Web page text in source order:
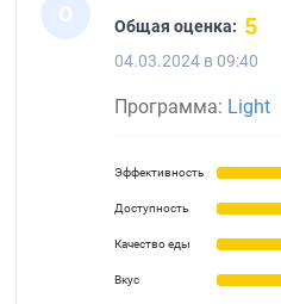
О Общая оценка: 5
04.03.2024 в 09:40
Программа: Light
Эффективность
Доступность
Качество еды
Вкус